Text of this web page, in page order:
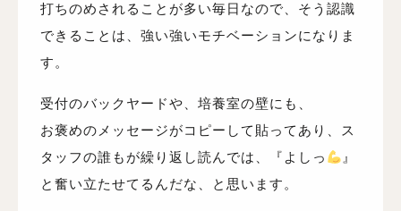
打ちのめされることが多い毎日なので、そう認識
できることは、強い強いモチベーションになりま
す。
受付のバックヤードや、培養室の壁にも、
お褒めのメッセージがコピーして貼ってあり、ス
タッフの誰もが繰り返し読んでは、『よしっ
』
と奮い立たせてるんだな、と思います。